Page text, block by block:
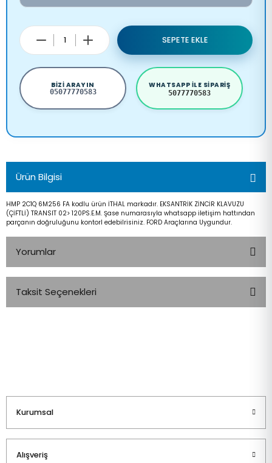
SEPETE EKLE
BIZI ARAYIN
05077770583
WHATSAPP ILE SIPARIŞ
5077770583
Ürün Bilgisi
HMP 2C1Q 6M256 FA kodlu ürün İTHAL markadır. EKSANTRİK ZİNCİR KLAVUZU
(ÇİFTLİ) TRANSIT 02> 120PS.E.M. Şase numarasıyla whatsapp iletişim hattından
parçanın doğruluğunu kontorl edebilrisiniz. FORD Araçlarına Uygundur.
Yorumlar
Taksit Seçenekleri
Kurumsal
Alışveriş